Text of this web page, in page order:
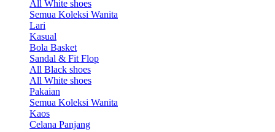
All White shoes
Semua Koleksi Wanita
Lari
Kasual
Bola Basket
Sandal & Fit Flop
All Black shoes
All White shoes
Pakaian
Semua Koleksi Wanita
Kaos
Celana Panjang